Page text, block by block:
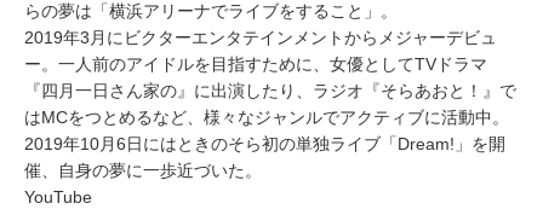
らの夢は「横浜アリーナでライブをすること」。
2019年3月にビクターエンタテインメントからメジャーデビュ
ー。一人前のアイドルを目指すために、女優としてTVドラマ
『四月一日さん家の』に出演したり、ラジオ『そらあおと！』で
はMCをつとめるなど、様々なジャンルでアクティブに活動中。
2019年10月6日にはときのそら初の単独ライブ「Dream!」を開
催、自身の夢に一歩近づいた。
YouTube